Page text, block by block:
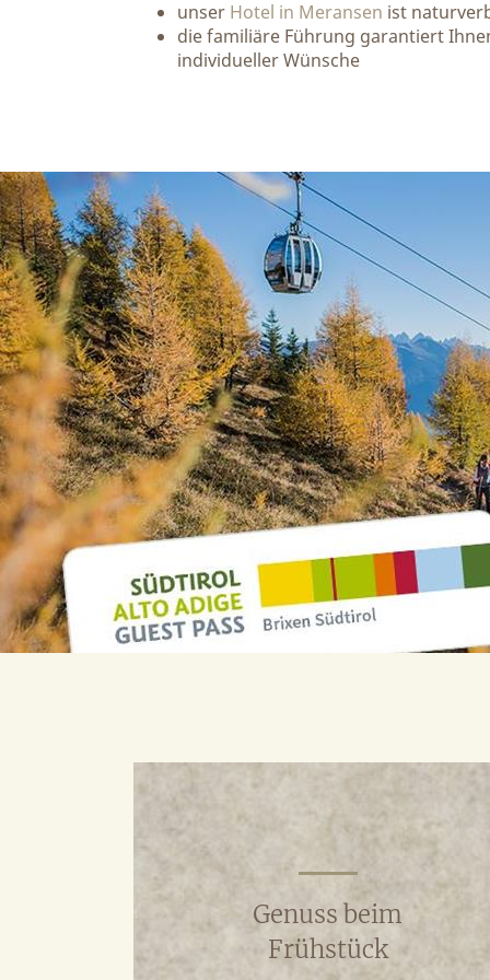
unser Hotel in Meransen ist
die familiäre Führung garantiert
individueller Wünsche
Genuss beim
Frühstück